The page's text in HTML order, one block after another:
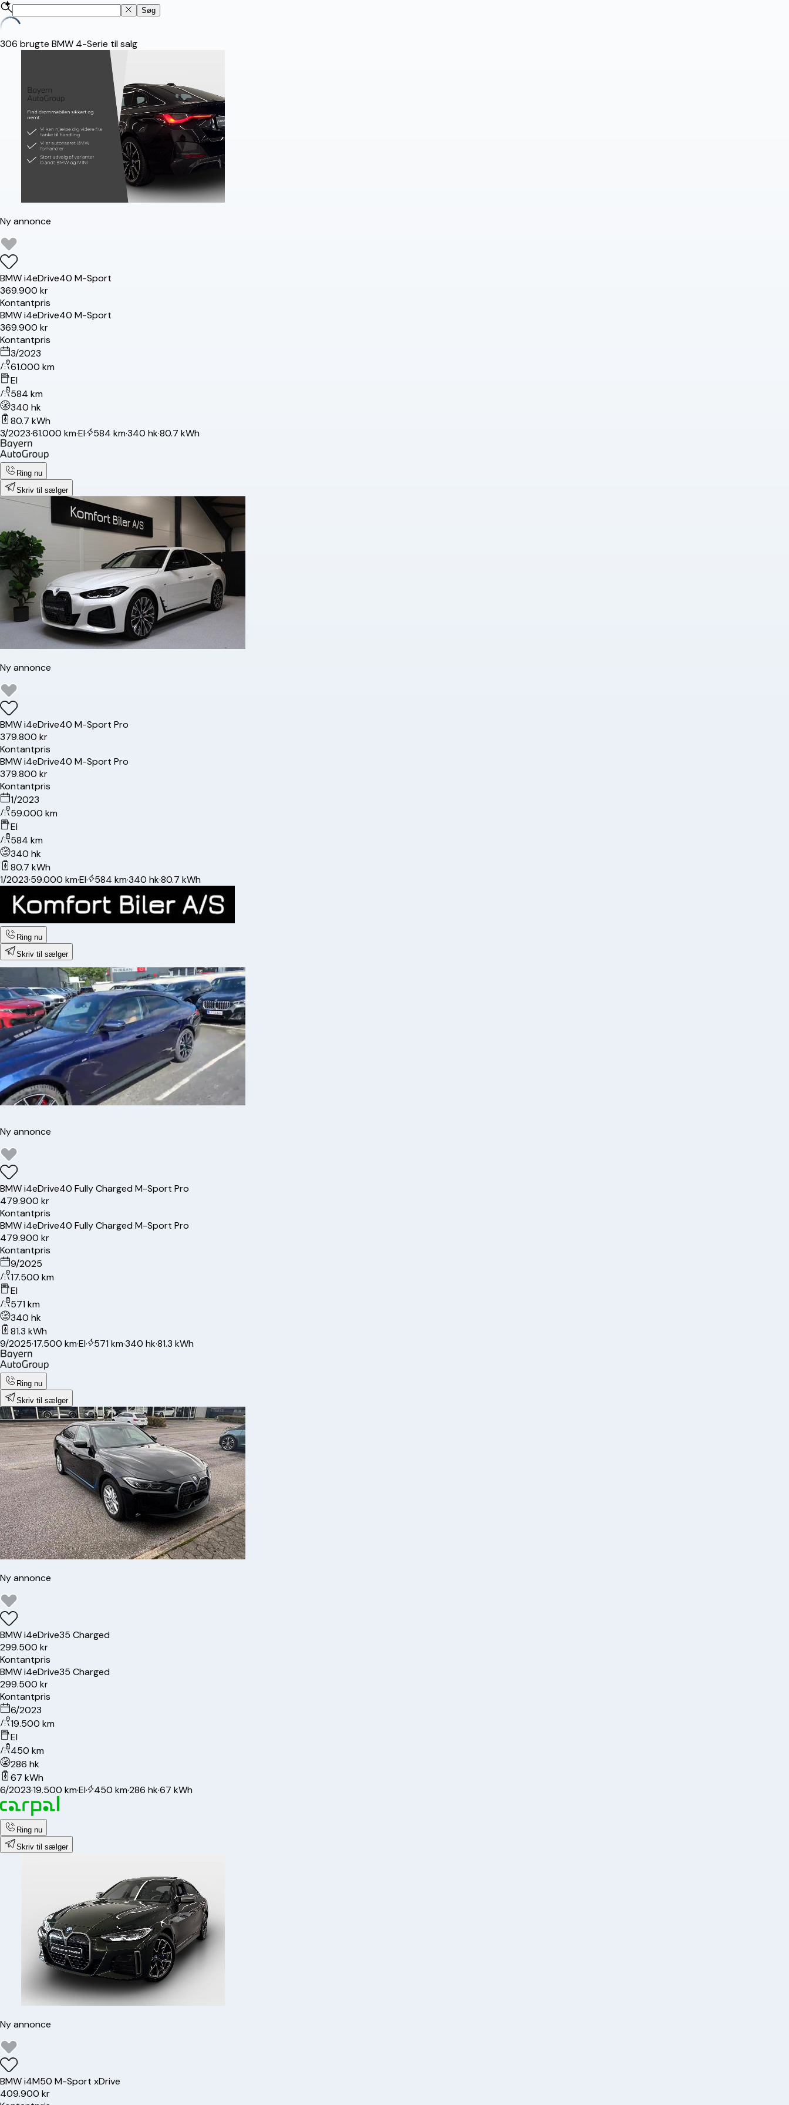
Søg
306 brugte BMW 4-Serie til salg
Ny annonce
BMWi4eDrive40 M-Sport
369.900 kr
Kontantpris
BMWi4eDrive40 M-Sport
369.900 kr
Kontantpris
3/2023
61.000 km
El
584 km
340 hk
80.7 kWh
3/2023·61.000 km·El· 584 km·340 hk·80.7 kWh
Ring nu
Skriv til sælger
Ny annonce
BMWi4eDrive40 M-Sport Pro
379.800 kr
Kontantpris
BMWi4eDrive40 M-Sport Pro
379.800 kr
Kontantpris
1/2023
59.000 km
El
584 km
340 hk
80.7 kWh
1/2023·59.000 km·El· 584 km·340 hk·80.7 kWh
Ring nu
Skriv til sælger
Ny annonce
BMWi4eDrive40 Fully Charged M-Sport Pro
479.900 kr
Kontantpris
BMWi4eDrive40 Fully Charged M-Sport Pro
479.900 kr
Kontantpris
9/2025
17.500 km
El
571 km
340 hk
81.3 kWh
9/2025·17.500 km·El· 571 km·340 hk·81.3 kWh
Ring nu
Skriv til sælger
Ny annonce
BMWi4eDrive35 Charged
299.500 kr
Kontantpris
BMWi4eDrive35 Charged
299.500 kr
Kontantpris
6/2023
19.500 km
El
450 km
286 hk
67 kWh
6/2023·19.500 km·El· 450 km·286 hk·67 kWh
Ring nu
Skriv til sælger
Ny annonce
BMWi4M50 M-Sport xDrive
409.900 kr